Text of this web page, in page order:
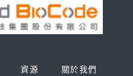
資源 關於我們